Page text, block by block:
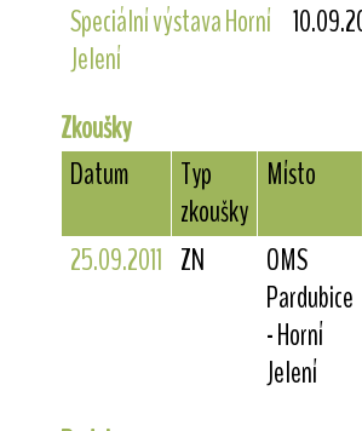
Speciální výstava Horní
Jelení
Zkoušky
Datum
Typ
zkoušky
Místo
25.09.2011 ZN
OMS
Pardubice
- Horní
Jelení